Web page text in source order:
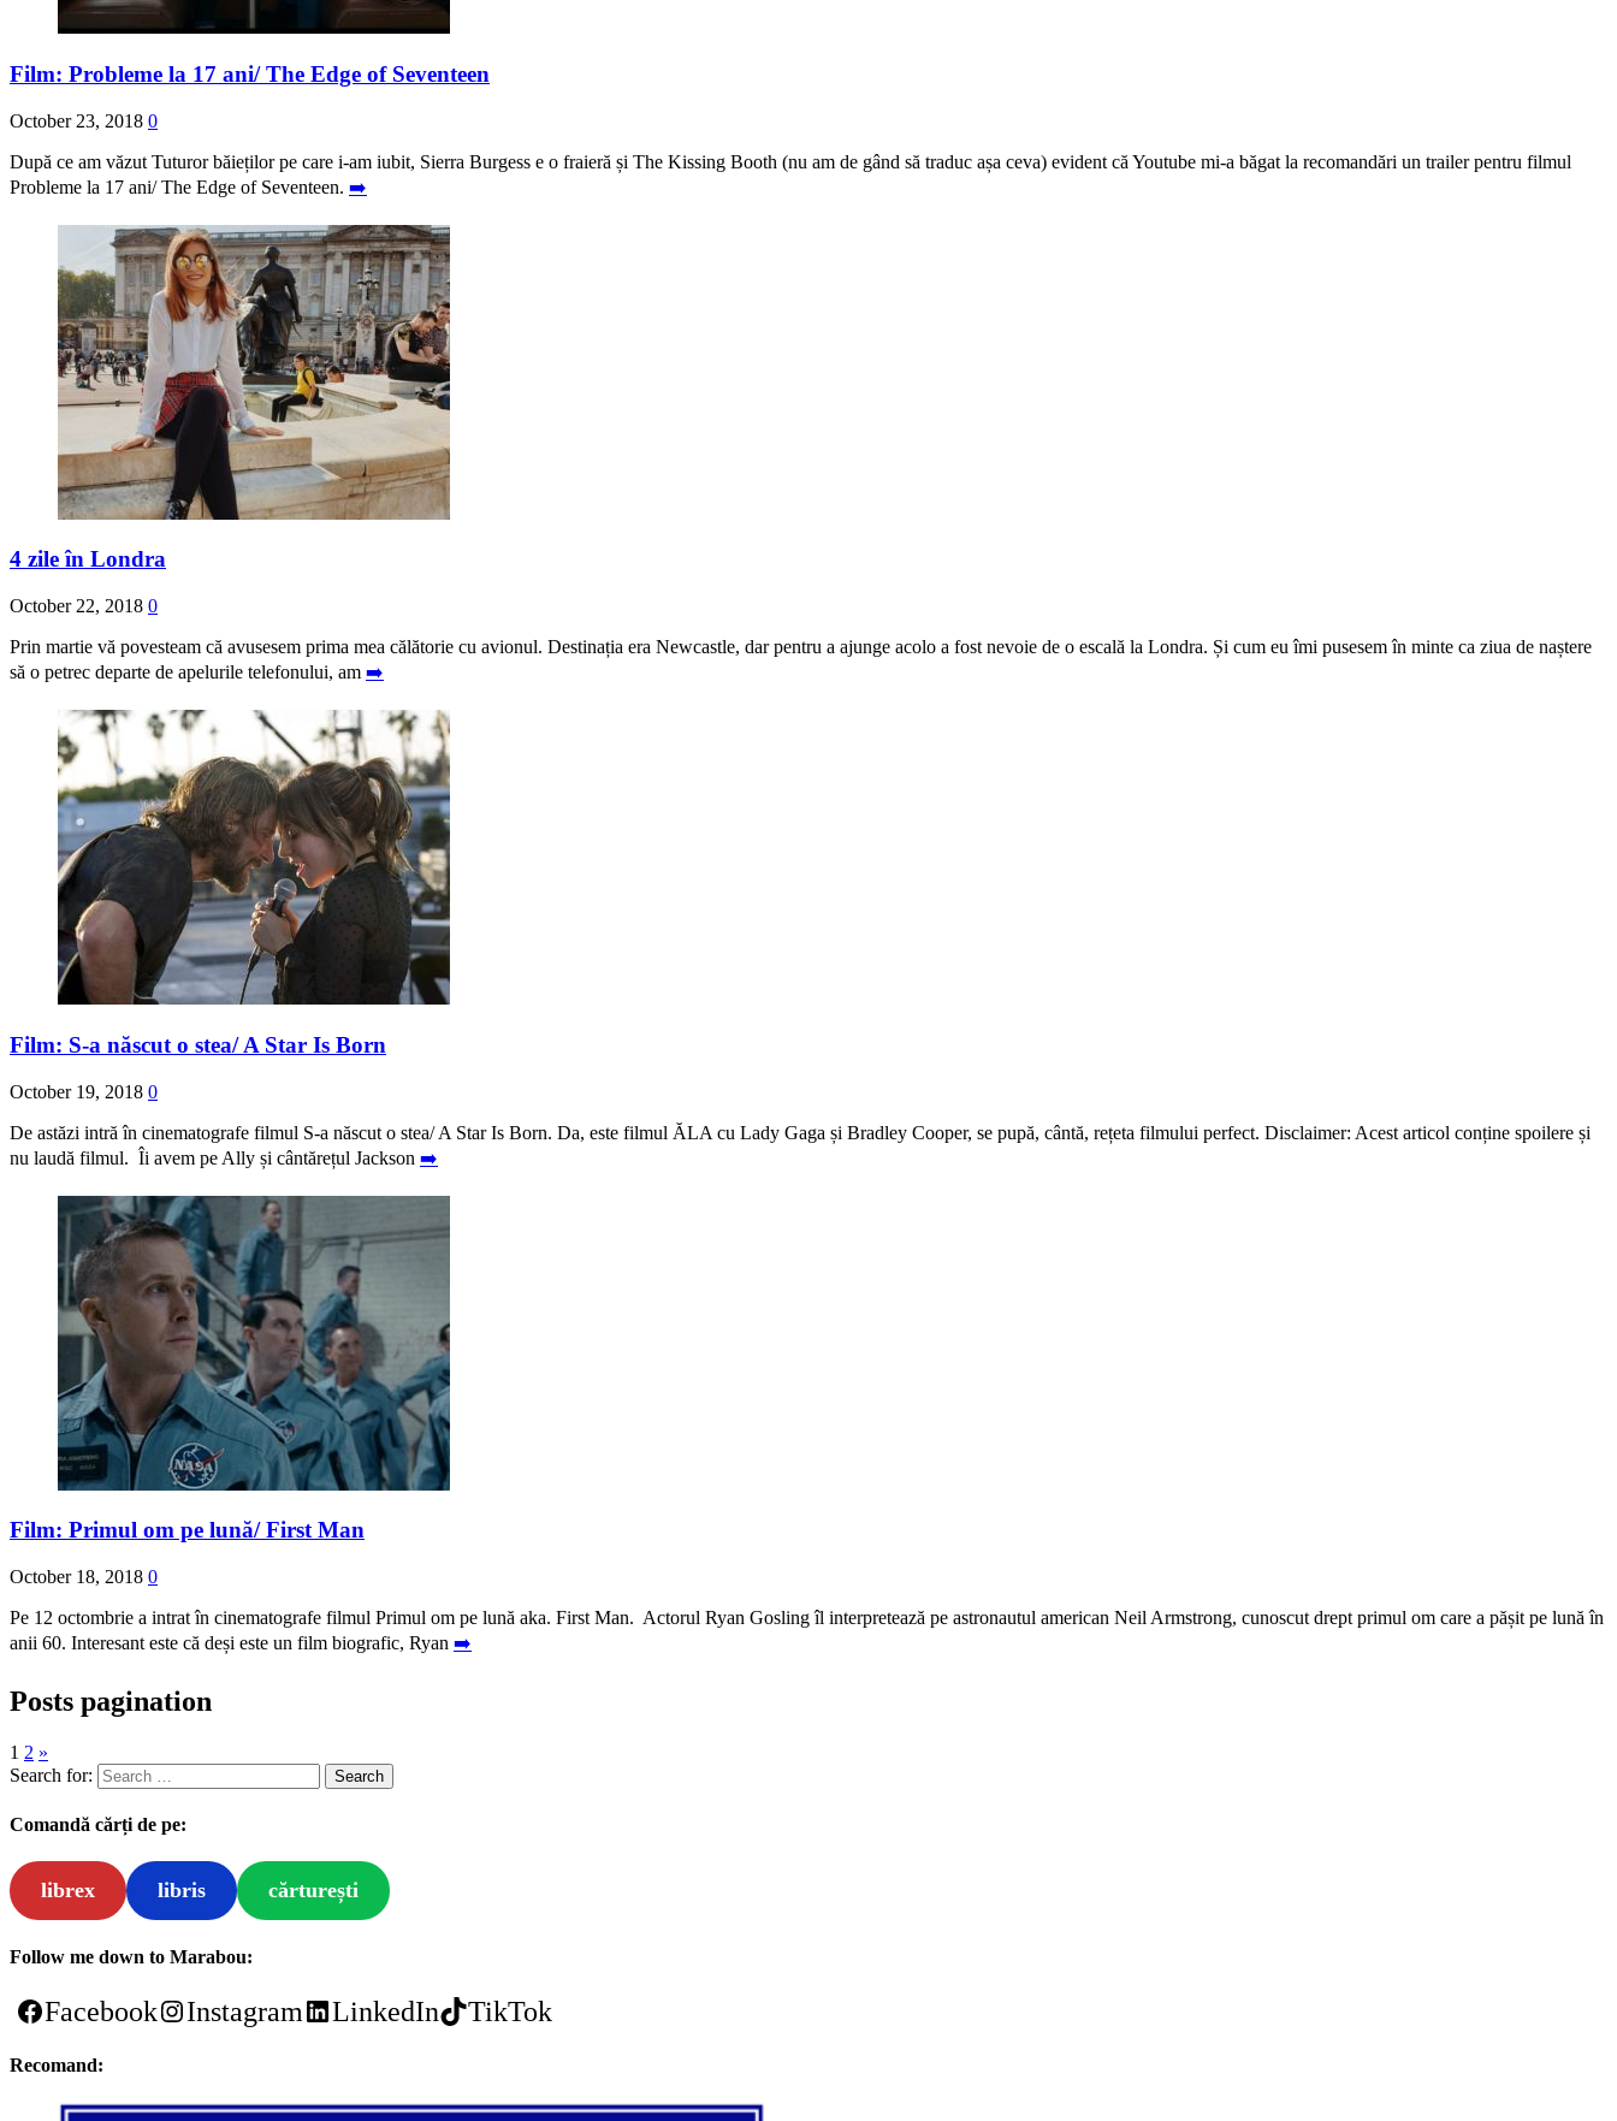
Film: Probleme la 17 ani/ The Edge of Seventeen
October 23, 2018 0
După ce am văzut Tuturor băieților pe care i-am iubit, Sierra Burgess e o fraieră și The Kissing Booth (nu am de gând să traduc așa ceva) evident că Youtube mi-a băgat la recomandări un trailer pentru filmul
Probleme la 17 ani/ The Edge of Seventeen. ➡️
4 zile în Londra
October 22, 2018 0
Prin martie vă povesteam că avusesem prima mea călătorie cu avionul. Destinația era Newcastle, dar pentru a ajunge acolo a fost nevoie de o escală la Londra. Și cum eu îmi pusesem în minte ca ziua de naștere
să o petrec departe de apelurile telefonului, am ➡️
Film: S-a născut o stea/ A Star Is Born
October 19, 2018 0
De astăzi intră în cinematografe filmul S-a născut o stea/ A Star Is Born. Da, este filmul ĂLA cu Lady Gaga și Bradley Cooper, se pupă, cântă, rețeta filmului perfect. Disclaimer: Acest articol conține spoilere și
nu laudă filmul. Îi avem pe Ally și cântărețul Jackson ➡️
Film: Primul om pe lună/ First Man
October 18, 2018 0
Pe 12 octombrie a intrat în cinematografe filmul Primul om pe lună aka. First Man. Actorul Ryan Gosling îl interpretează pe astronautul american Neil Armstrong, cunoscut drept primul om care a pășit pe lună în
anii 60. Interesant este că deși este un film biografic, Ryan ➡️
Posts pagination
1 2 »
Search for:
Comandă cărți de pe:
librex libris cărturești
Follow me down to Marabou:
Facebook Instagram LinkedIn TikTok
Recomand: